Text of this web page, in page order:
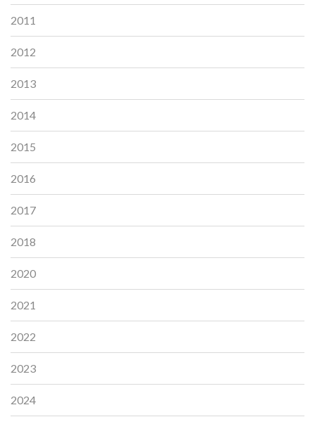
2011
2012
2013
2014
2015
2016
2017
2018
2020
2021
2022
2023
2024